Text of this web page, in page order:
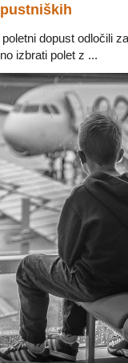
dopust odločili
izbrati polet z ...